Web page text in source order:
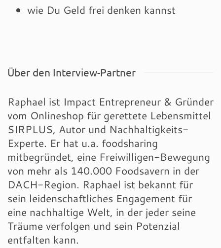
wie Du Geld frei denken kannst
Über den Interview-Partner
Raphael ist Impact Entrepreneur & Gründer
vom Onlineshop für gerettete Lebensmittel
SIRPLUS, Autor und Nachhaltigkeits-
Experte. Er hat u.a. foodsharing
mitbegründet, eine Freiwilligen-Bewegung
von mehr als 140.000 Foodsavern in der
DACH-Region. Raphael ist bekannt für
sein leidenschaftliches Engagement für
eine nachhaltige Welt, in der jeder seine
Träume verfolgen und sein Potenzial
entfalten kann.